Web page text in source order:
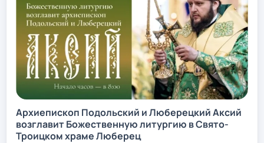
Архиепископ Подольский и Люберецкий Аксий
возглавит Божественную литургию в Свято-
Троицком храме Люберец